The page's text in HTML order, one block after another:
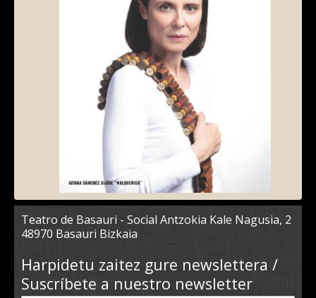
Teatro de Basauri - Social Antzokia Kale Nagusia, 2
48970 Basauri Bizkaia
Harpidetu zaitez gure newslettera /
Suscríbete a nuestro newsletter